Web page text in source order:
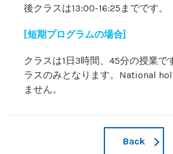
後クラスは13:00-16:25までです。
[短期プログラムの場合]
クラスは1日3時間、45分の授業で
ラスのみとなります。National
ません。
Back